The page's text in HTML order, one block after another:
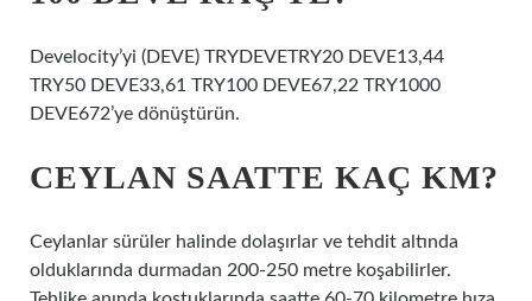
Develocity’yi (DEVE) TRYDEVETRY20 DEVE13,44
TRY50 DEVE33,61 TRY100 DEVE67,22 TRY1000
DEVE672’ye dönüştürün.
CEYLAN SAATTE KAÇ KM?
Ceylanlar sürüler halinde dolaşırlar ve tehdit altında
olduklarında durmadan 200-250 metre koşabilirler.